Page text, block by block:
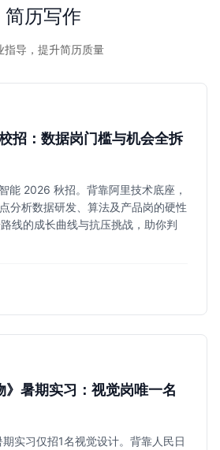
简历写作
指导，提升简历质量
招：数据岗门槛与机会全拆
能 2026 秋招。背靠阿里技术底座，
分析数据研发、算法及产品岗的硬性
线的成长曲线与抗压挑战，助你判
暑期实习：视觉岗唯一名
期实习仅招1名视觉设计。背靠人民日